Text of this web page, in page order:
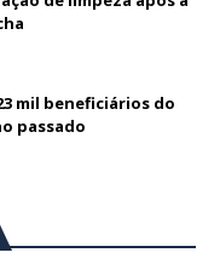
mil beneficiários do
passado